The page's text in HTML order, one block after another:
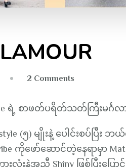
2 Comments
kinds
GLAMOUR
ရဲ့ စာဖတ်ပရိတ်သတ်ကြီးမင်္ဂလ
style (၅) မျိုးနဲ့ ပေါင်းစ
vibe ကိုဖော်ဆောင်တဲ့နေရာမှာ
းလုံးနဲ့အညီ Shiny ဖြစ်ပြီးပ